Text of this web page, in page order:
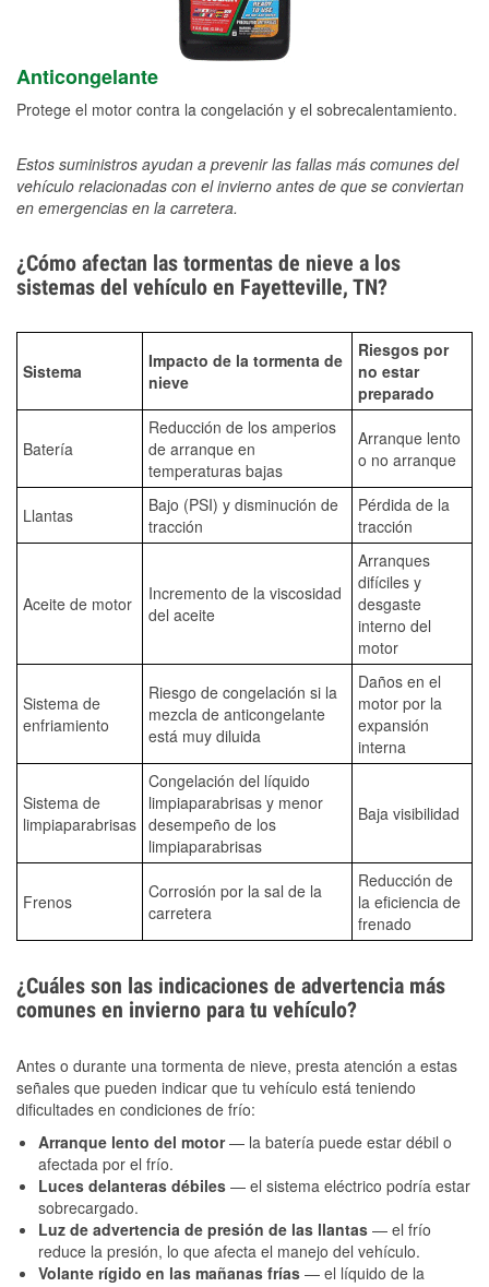
Anticongelante
Protege el motor contra la congelación y el sobrecalentamiento.
Estos suministros ayudan a prevenir las fallas más comunes del
vehículo relacionadas con el invierno antes de que se conviertan
en emergencias en la carretera.
¿Cómo afectan las tormentas de nieve a los
sistemas del vehículo en Fayetteville, TN?
Sistema
Impacto de la tormenta de
nieve
Riesgos por
no estar
preparado
Batería
Reducción de los amperios
de arranque en
temperaturas bajas
Arranque lento
o no arranque
Llantas
Bajo (PSI) y disminución de
tracción
Pérdida de la
tracción
Aceite de motor
Incremento de la viscosidad
del aceite
Arranques
difíciles y
desgaste
interno del
motor
Sistema de
enfriamiento
Riesgo de congelación si la
mezcla de anticongelante
está muy diluida
Daños en el
motor por la
expansión
interna
Sistema de
limpiaparabrisas
Congelación del líquido
limpiaparabrisas y menor
desempeño de los
limpiaparabrisas
Baja visibilidad
Frenos
Corrosión por la sal de la
carretera
Reducción de
la eficiencia de
frenado
¿Cuáles son las indicaciones de advertencia más
comunes en invierno para tu vehículo?
Antes o durante una tormenta de nieve, presta atención a estas
señales que pueden indicar que tu vehículo está teniendo
dificultades en condiciones de frío:
Arranque lento del motor— la batería puede estar débil o
afectada por el frío.
Luces delanteras débiles — el sistema eléctrico podría estar
sobrecargado.
Luz de advertencia de presión de las llantas — el frío
reduce la presión, lo que afecta el manejo del vehículo.
Volante rígido en las mañanas frías — el líquido de la